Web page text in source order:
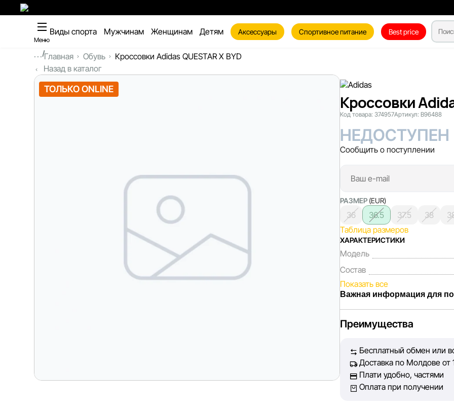
Меню
Виды спорта Мужчинам Женщинам Детям Аксессуары Спортивное питание Best price
...Главная Обувь
Кроссовки Adidas QUESTAR X BYD
Назад в каталог
ТОЛЬКО ONLINE
Кроссовки
Код товара: 374957Артикул: B96488
НЕДОСТУПЕН
Сообщить о поступлении
РАЗМЕР (EUR)
36 36.5 37.5 38
Таблица размеров
ХАРАКТЕРИСТИКИ
Модель
Состав
Показать все
Важная информация для
Каждый день мы работаем
Наша цель — обеспечить вас
принять лучшее решение о
Однако, несмотря на
Преимущества
Бесплатный обмен или
Доставка по Молдове от
Плати удобно, частями
Оплата при получении